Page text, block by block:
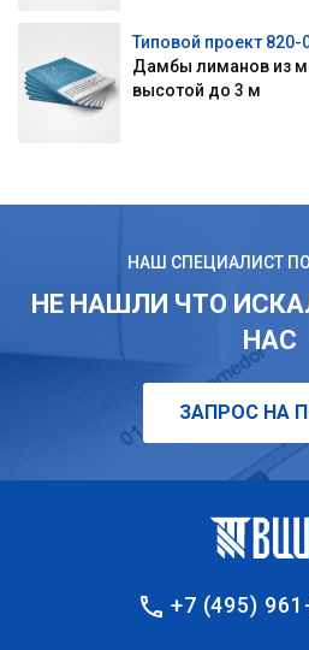
Типовой проект 820-
Дамбы лиманов из
высотой до 3 м
НАШ СПЕЦИАЛИСТ
НЕ НАШЛИ ЧТО
НАС
ЗАПРОС НА
+7 (495)